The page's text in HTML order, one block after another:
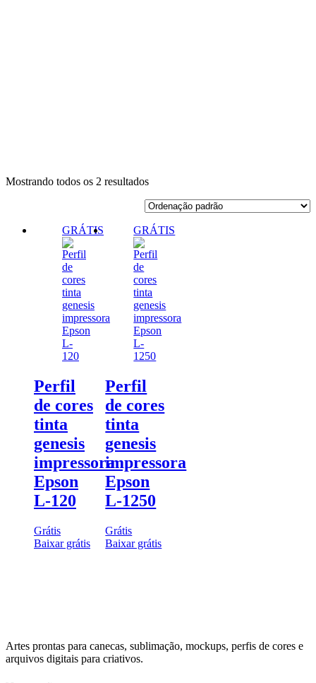
Mostrando todos os 2 resultados
GRÁTIS
Perfil
de cores
tinta
genesis
impressora
Epson
L-120
Grátis
Baixar grátis
GRÁTIS
Perfil
de cores
tinta
genesis
impressora
Epson
L-1250
Grátis
Baixar grátis
Artes prontas para canecas, sublimação, mockups, perfis de cores e
arquivos digitais para criativos.